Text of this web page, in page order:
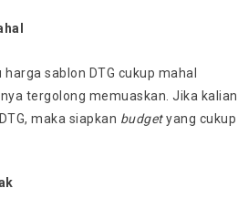
harga sablon DTG cukup mahal
tergolong memuaskan. Jika kalian
maka siapkan budgetyang cukup